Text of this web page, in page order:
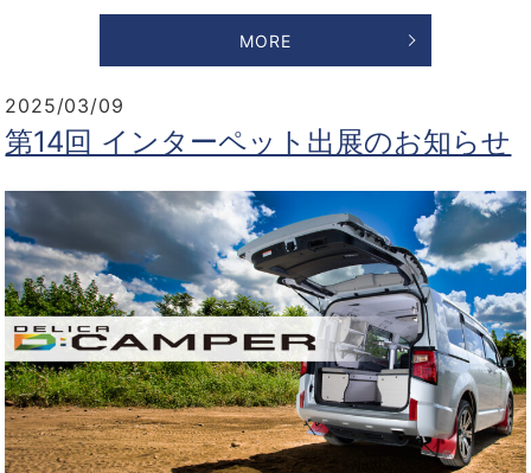
MORE
2025/03/09
第14回 インターペット出展のお知らせ